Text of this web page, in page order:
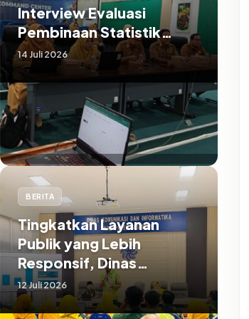
Interview Evaluasi
Pembinaan Statistik
Sektoral Kabupaten
Pasuruan
14 Juli 2026
BERITA
Tingkatkan Layanan
Publik yang Lebih
Responsif, Dinas
Kominfo Gelar Sosialisasi
SP4N Lapor di Tingkat
12 Juli 2026